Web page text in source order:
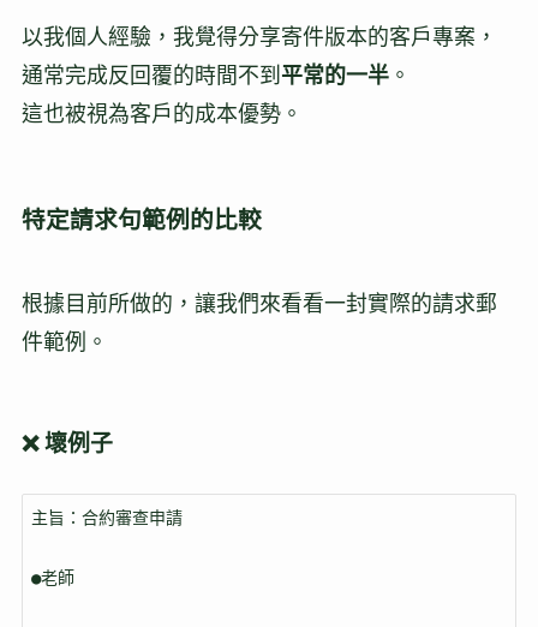
以我個人經驗，我覺得分享寄件版本的客戶專案，
通常完成反回覆的時間不到 平常的一半。
這也被視為客戶的成本優勢。
特定請求句範例的比較
根據目前所做的，讓我們來看看一封實際的請求郵
件範例。
❌ 壞例子
主旨：合約審查申請
●老師